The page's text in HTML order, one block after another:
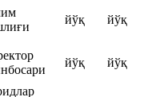
йўқ йўқ
йўқ йўқ